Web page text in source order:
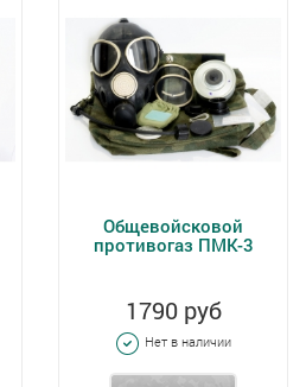
Общевойсковой
противогаз ПМК-3
1790 руб
Нет в наличии